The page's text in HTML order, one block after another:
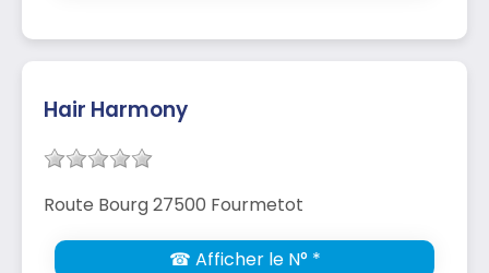
Hair Harmony
Route Bourg 27500 Fourmetot
☎ Afficher le N° *